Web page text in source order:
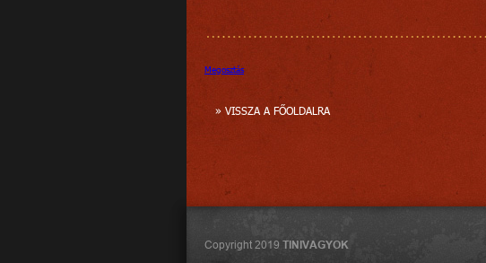
Megosztás
» VISSZA A FŐOLDALRA
Copyright 2019 TINIVAGYOK